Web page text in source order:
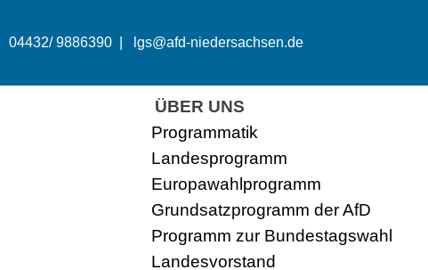
Zum
04432/ 9886390 | lgs@afd-niedersachsen.de
ÜBER UNS
Programmatik
Landesprogramm
Europawahlprogramm
Grundsatzprogramm der AfD
Programm zur Bundestagswahl
Landesvorstand